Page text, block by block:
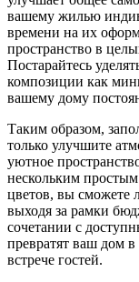
вашему жилью
времени на их
пространство в
Постарайтесь
композиции как
вашему дому
Таким образом,
только улучшите
уютное
нескольким
цветов, вы сможете
выходя за рамки
сочетании с
превратят ваш дом
встрече гостей.